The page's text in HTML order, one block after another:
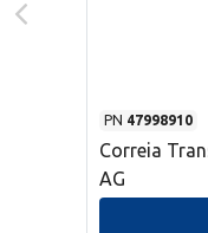
PN 47998910
Correia
AG